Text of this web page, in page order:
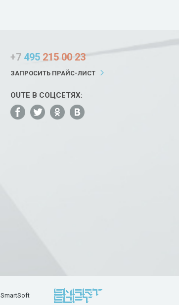
+7 495 215 00 23
ЗАПРОСИТЬ ПРАЙС-ЛИСТ
OUTE В СОЦСЕТЯХ:
SmartSoft